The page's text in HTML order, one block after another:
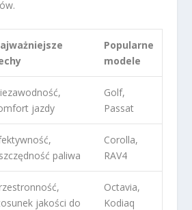
Popularne
modele
jazdy
Golf,
Passat
paliwa
Corolla,
RAV4
jakości do
Octavia,
Kodiaq